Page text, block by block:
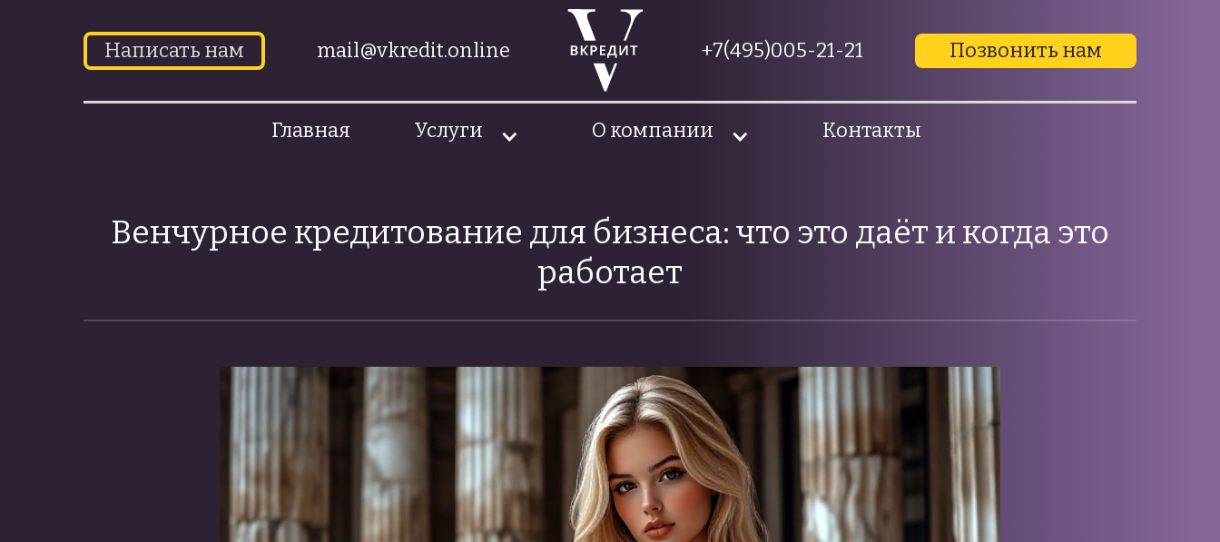
Написать нам mail@vkredit.online +7(495)005-21-21 Позвонить нам
Главная Услуги О компании Контакты
Венчурное кредитование для бизнеса: что это даёт и когда это
работает